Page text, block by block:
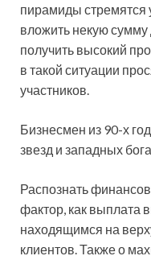
пирамиды стремятся
вложить некую сумму
получить высокий
в такой ситуации
участников.
Бизнесмен из 90-х
звезд и западных
Распознать
фактор, как выплата
находящимся на
клиентов. Также о